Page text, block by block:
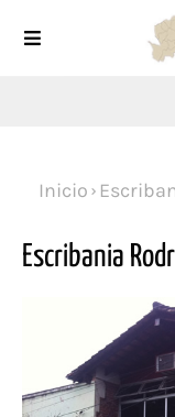
Inicio
Escribania